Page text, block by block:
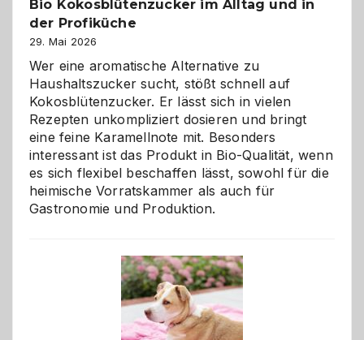
eigenen
Bio Kokosblütenzucker im Alltag und in
der Profiküche
29. Mai 2026
Wer eine aromatische Alternative zu
Haushaltszucker sucht, stößt schnell auf
Kokosblütenzucker. Er lässt sich in vielen
Rezepten unkompliziert dosieren und bringt
eine feine Karamellnote mit. Besonders
interessant ist das Produkt in Bio-Qualität, wenn
es sich flexibel beschaffen lässt, sowohl für die
heimische Vorratskammer als auch für
Gastronomie und Produktion.